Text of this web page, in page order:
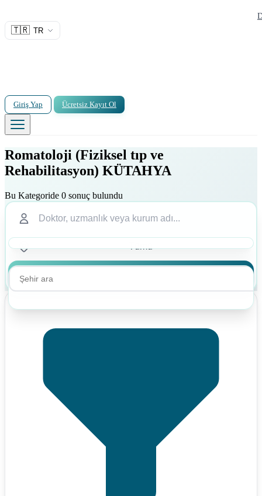
🇹🇷 TR
Giriş Yap Ücretsiz Kayıt Ol
Romatoloji (Fiziksel tıp ve
Rehabilitasyon) KÜTAHYA
Bu Kategoride 0 sonuç bulundu